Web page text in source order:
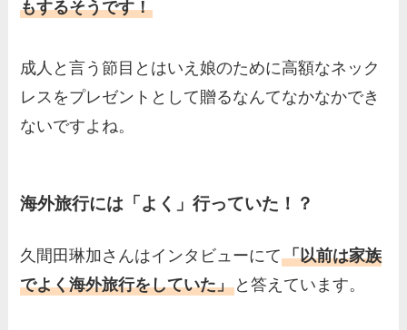
もするそうです！
成人と言う節目とはいえ娘のために高額なネック
レスをプレゼントとして贈るなんてなかなかでき
ないですよね。
海外旅行には「よく」行っていた！？
久間田琳加さんはインタビューにて「以前は家族
でよく海外旅行をしていた」 と答えています。